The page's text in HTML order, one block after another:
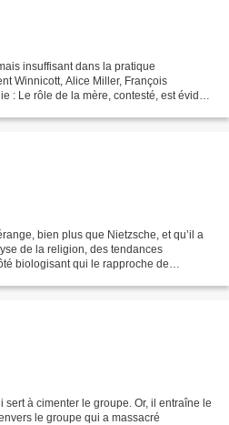
insuffisant dans la pratique
Winnicott, Alice Miller, François
: Le rôle de la mère, contesté, est évident
bien plus que Nietzsche, et qu’il a
de la religion, des tendances
biologisant qui le rapproche de
sert à cimenter le groupe. Or, il entraîne le
le groupe qui a massacré